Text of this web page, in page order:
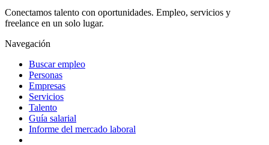
Conectamos talento con oportunidades. Empleo, servicios y
freelance en un solo lugar.
Navegación
Buscar empleo
Personas
Empresas
Servicios
Talento
Guía salarial
Informe del mercado laboral